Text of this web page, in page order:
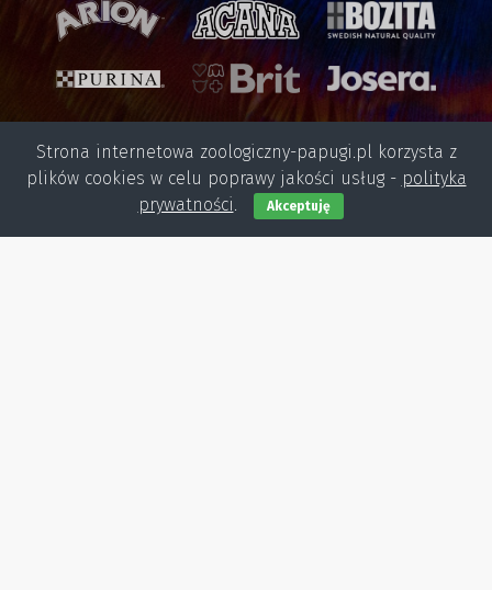
Strona internetowa zoologiczny-papugi.pl korzysta z
plików cookies w celu poprawy jakości usług - polityka
prywatności. Akceptuję